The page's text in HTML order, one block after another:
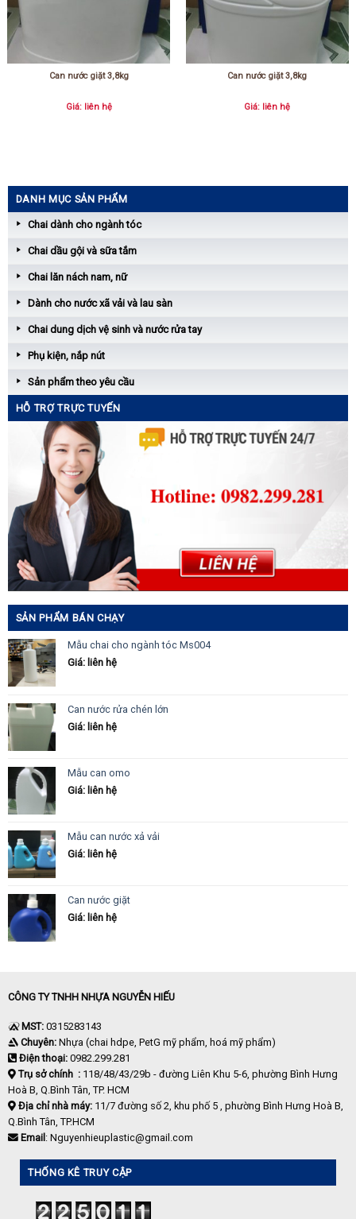
DANH MỤC SẢN PHẨM
Chai dành cho ngành tóc
Chai dầu gội và sữa tắm
Chai lăn nách nam, nữ
Dành cho nước xã vải và lau sàn
Chai dung dịch vệ sinh và nước rửa tay
Phụ kiện, nắp nút
Sản phẩm theo yêu cầu
HỖ TRỢ TRỰC TUYẾN
SẢN PHẨM BÁN CHẠY
Mẫu chai cho ngành tóc Ms004
Giá: liên hệ
Can nước rửa chén lớn
Giá: liên hệ
Mẫu can omo
Giá: liên hệ
Mẫu can nước xả vải
Giá: liên hệ
Can nước giặt
Giá: liên hệ
Can nước giặt 3,8kg
Giá: liên hệ
Can nước giặt 3,8kg
Giá: liên hệ
CÔNG TY TNHH NHỰA NGUYỄN HIẾU
MST: 0315283143
Chuyên: Nhựa (chai hdpe, PetG mỹ phẩm, hoá mỹ phẩm)
Điện thoại: 0982.299.281
Trụ sở chính : 118/48/43/29b - đường Liên Khu 5-6, phường Bình Hưng
Hoà B, Q.Bình Tân, TP. HCM
Địa chỉ nhà máy: 11/7 đường số 2, khu phố 5 , phường Bình Hưng Hoà B,
Q.Bình Tân, TP.HCM
Email : Nguyenhieuplastic@gmail.com
THỐNG KÊ TRUY CẬP